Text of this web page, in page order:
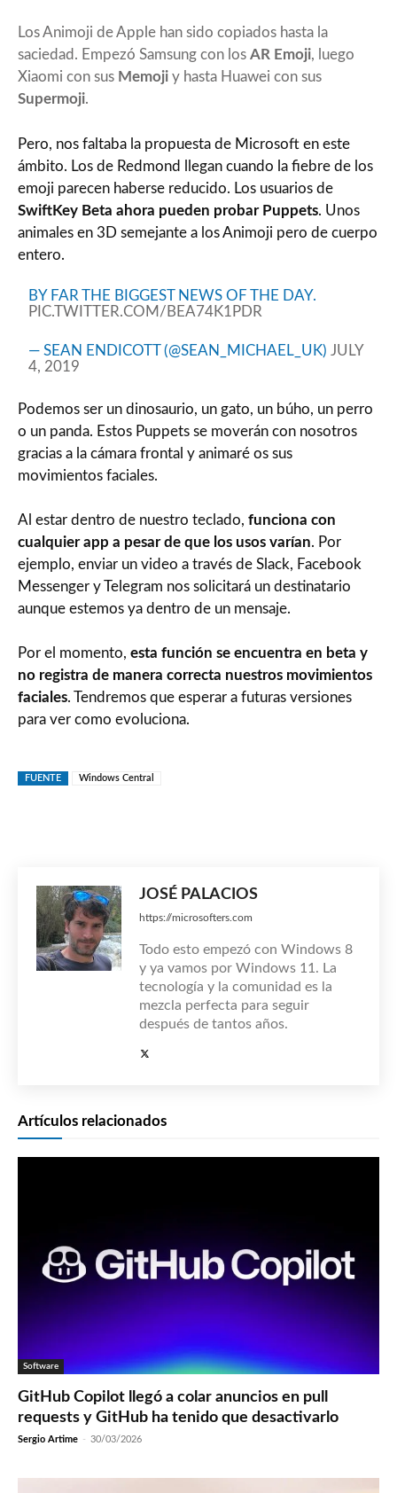
Los Animoji de Apple han sido copiados hasta la
saciedad. Empezó Samsung con los AR Emoji, luego
Xiaomi con sus Memoji y hasta Huawei con sus
Supermoji.
Pero, nos faltaba la propuesta de Microsoft en este
ámbito. Los de Redmond llegan cuando la fiebre de los
emoji parecen haberse reducido. Los usuarios de
SwiftKey Beta ahora pueden probar Puppets. Unos
animales en 3D semejante a los Animoji pero de cuerpo
entero.
BY FAR THE BIGGEST NEWS OF THE DAY.
PIC.TWITTER.COM/BEA74K1PDR
— SEAN ENDICOTT (@SEAN_MICHAEL_UK) JULY
4, 2019
Podemos ser un dinosaurio, un gato, un búho, un perro
o un panda. Estos Puppets se moverán con nosotros
gracias a la cámara frontal y animaré os sus
movimientos faciales.
Al estar dentro de nuestro teclado, funciona con
cualquier app a pesar de que los usos varían. Por
ejemplo, enviar un video a través de Slack, Facebook
Messenger y Telegram nos solicitará un destinatario
aunque estemos ya dentro de un mensaje.
Por el momento, esta función se encuentra en beta y
no registra de manera correcta nuestros movimientos
faciales. Tendremos que esperar a futuras versiones
para ver como evoluciona.
FUENTE Windows Central
JOSÉ PALACIOS
https://microsofters.com
Todo esto empezó con Windows 8
y ya vamos por Windows 11. La
tecnología y la comunidad es la
mezcla perfecta para seguir
después de tantos años.
Artículos relacionados
Software
GitHub Copilot llegó a colar anuncios en pull
requests y GitHub ha tenido que desactivarlo
Sergio Artime - 30/03/2026